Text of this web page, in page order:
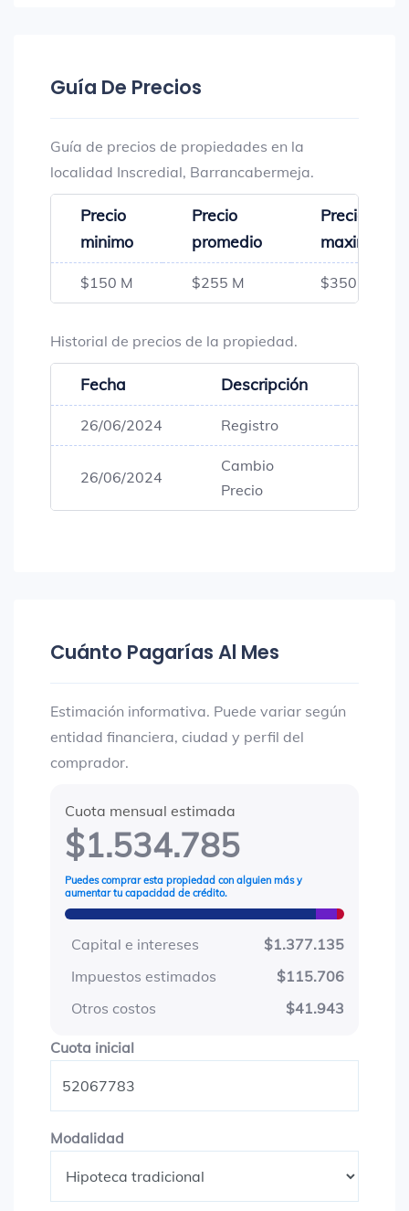
Guía De Precios
Guía de precios de propiedades en la
localidad Inscredial, Barrancabermeja.
Precio
minimo
Precio
promedio
Precio
maximo
$150 M $255 M $350 M
Historial de precios de la propiedad.
Fecha Descripción
26/06/2024 Registro
26/06/2024
Cambio
Precio
Cuánto Pagarías Al Mes
Estimación informativa. Puede variar según
entidad financiera, ciudad y perfil del
comprador.
Cuota mensual estimada
$1.534.785
Puedes comprar esta propiedad con alguien más y
aumentar tu capacidad de crédito.
Capital e intereses
$1.377.135
Impuestos estimados
$115.706
Otros costos
$41.943
Cuota inicialCuota inicial
Modalidad